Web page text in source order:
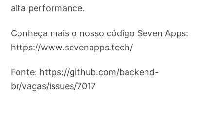
alta performance.
Conheça mais o nosso código Seven Apps:
https://www.sevenapps.tech/
Fonte: https://github.com/backend-
br/vagas/issues/7017